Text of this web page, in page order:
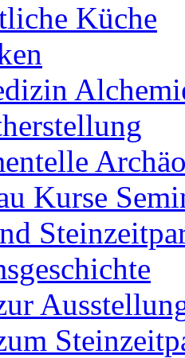
Küche
Kurse